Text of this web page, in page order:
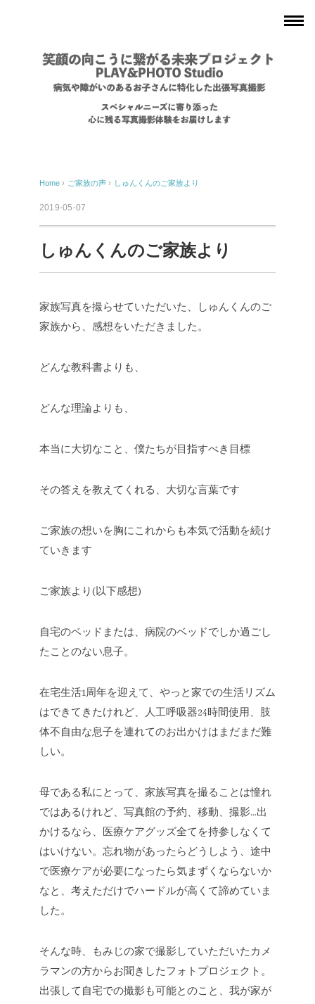
Home › ご家族の声 › しゅんくんのご家族より
2019-05-07
しゅんくんのご家族より
家族写真を撮らせていただいた、しゅんくんのご
家族から、感想をいただきました。
どんな教科書よりも、
どんな理論よりも、
本当に大切なこと、僕たちが目指すべき目標
その答えを教えてくれる、大切な言葉です
ご家族の想いを胸にこれからも本気で活動を続け
ていきます
ご家族より(以下感想)
自宅のベッドまたは、病院のベッドでしか過ごし
たことのない息子。
在宅生活1周年を迎えて、やっと家での生活リズム
はできてきたけれど、人工呼吸器24時間使用、肢
体不自由な息子を連れてのお出かけはまだまだ難
しい。
母である私にとって、家族写真を撮ることは憧れ
ではあるけれど、写真館の予約、移動、撮影…出
かけるなら、医療ケアグッズ全てを持参しなくて
はいけない。忘れ物があったらどうしよう、途中
で医療ケアが必要になったら気まずくならないか
なと、考えただけでハードルが高くて諦めていま
した。
そんな時、もみじの家で撮影していただいたカメ
ラマンの方からお聞きしたフォトプロジェクト。
出張して自宅での撮影も可能とのこと、我が家が